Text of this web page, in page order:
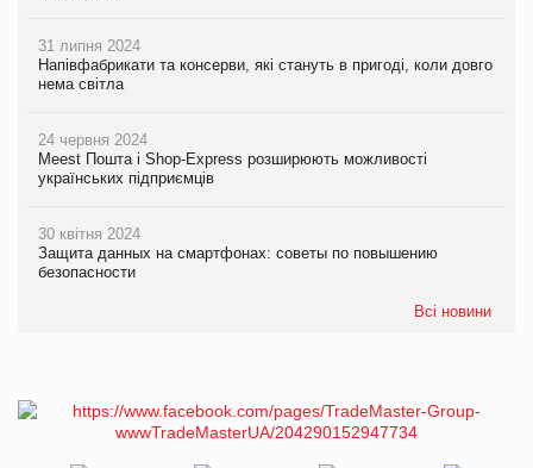
31 липня 2024
Напівфабрикати та консерви, які стануть в пригоді, коли довго
нема світла
24 червня 2024
Meest Пошта і Shop-Express розширюють можливості
українських підприємців
30 квітня 2024
Защита данных на смартфонах: советы по повышению
безопасности
Всі новини